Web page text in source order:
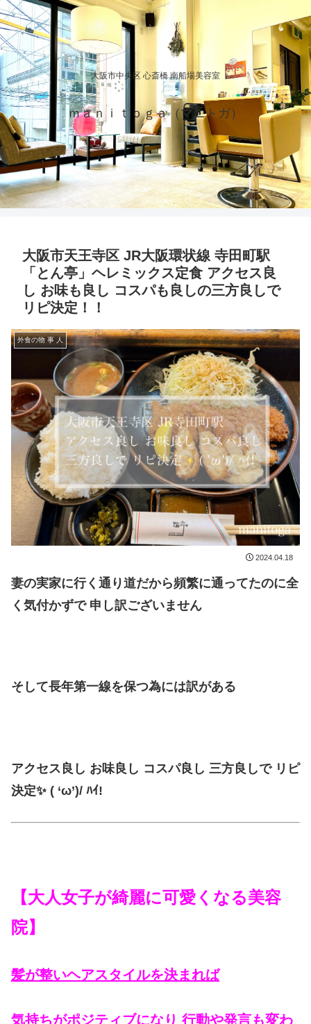
大阪市中央区 心斎橋 南船場美容室
ｍａｎｉｔｏｇａ（マニトガ）
大阪市天王寺区 JR大阪環状線 寺田町駅
「とん亭」ヘレミックス定食 アクセス良
し お味も良し コスパも良しの三方良しで
リピ決定！！
外食の物 事 人
2024.04.18
妻の実家に行く通り道だから頻繁に通ってたのに全
く気付かずで 申し訳ございません
そして長年第一線を保つ為には訳がある
アクセス良し お味良し コスパ良し 三方良しで リピ
決定✨ ( ‘ω’)/ ﾊｲ!
【大人女子が綺麗に可愛くなる美容
院】
髪が整いヘアスタイルを決まれば
気持ちがポジティブになり 行動や発言も変わ